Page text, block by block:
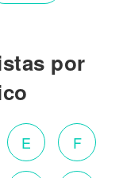
por
E F